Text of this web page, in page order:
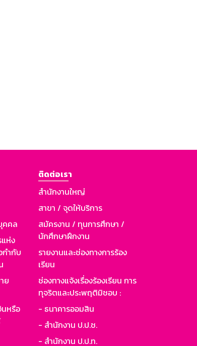
คคล
ห่ง
กำกับ
ย
นหรือ
ติดต่อเรา
สำนักงานใหญ่
สาขา / จุดให้บริการ
สมัครงาน / ทุนการศึกษา /
นักศึกษาฝึกงาน
รายงานและช่องทางการร้อง
เรียน
ช่องทางแจ้งเรื่องร้องเรียน การ
ทุจริตและประพฤติมิชอบ :
- ธนาคารออมสิน
- สำนักงาน ป.ป.ช.
- สำนักงาน ป.ป.ท.